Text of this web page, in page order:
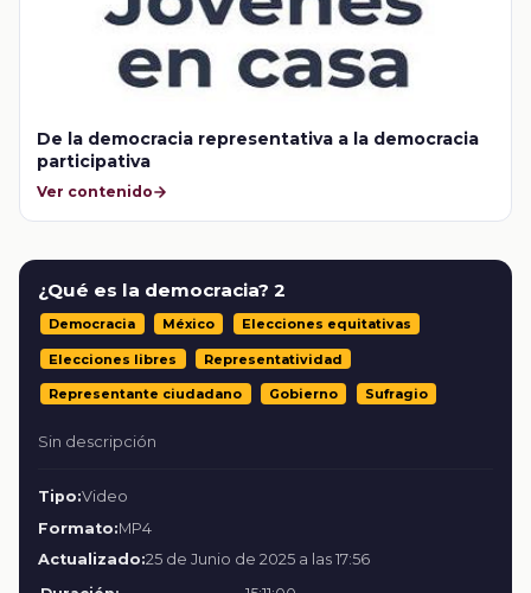
De la democracia representativa a la democracia
participativa
Ver contenido
¿Qué es la democracia? 2
Democracia México Elecciones equitativas
Elecciones libres Representatividad
Representante ciudadano Gobierno Sufragio
Sin descripción
Tipo:Video
Formato:MP4
Actualizado:25 de Junio de 2025 a las 17:56